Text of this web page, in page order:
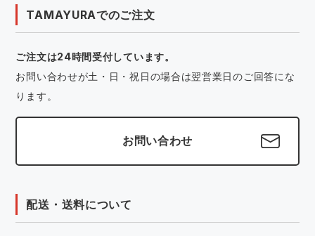
TAMAYURAでのご注文
ご注文は24時間受付しています。
お問い合わせが土・日・祝日の場合は翌営業日のご回答にな
ります。
お問い合わせ
配送・送料について